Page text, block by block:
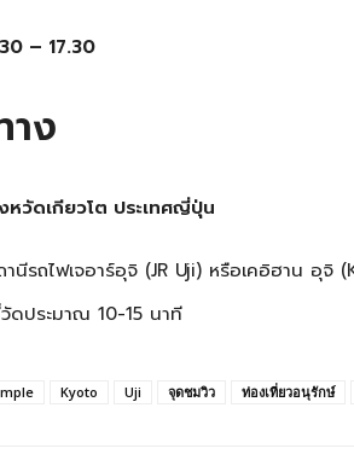
– 17.30
าง
หวัดเกียวโต ประเทศญี่ปุ่น
นีรถไฟเจอาร์อุจิ (JR Uji) หรือเคอิฮาน อุจิ
วัดประมาณ 10-15 นาที
Kyoto Uji จุดชมวิว ท่องเที่ยวอนุรักษ์